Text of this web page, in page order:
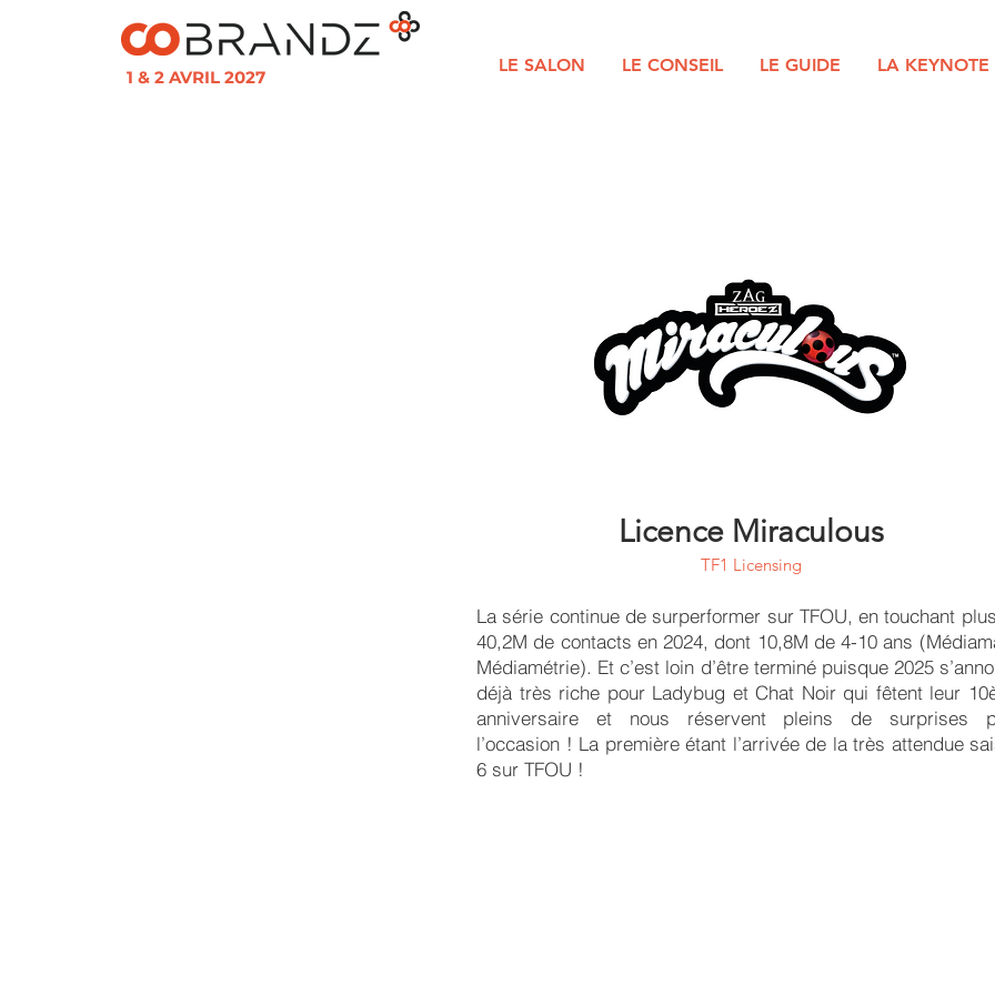
1 & 2 AVRIL 2027
LE SALON LE CONSEIL LE GUIDE LA KEYNOTE
Licence Miraculous
TF1 Licensing
La série continue de surperformer sur TFOU, en touchant
40,2M de contacts en 2024, dont 10,8M de 4-10 ans
Médiamétrie). Et c’est loin d’être terminé puisque 2025
déjà très riche pour Ladybug et Chat Noir qui fêtent leur
anniversaire et nous réservent pleins de surprises
l’occasion ! La première étant l’arrivée de la très attendue
6 sur TFOU !